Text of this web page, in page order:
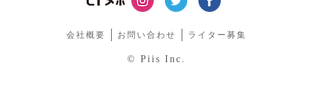
会社概要 お問い合わせ ライター募集
© Piis Inc.